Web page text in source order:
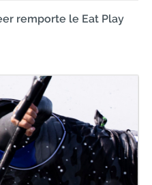
remporte le Eat Play